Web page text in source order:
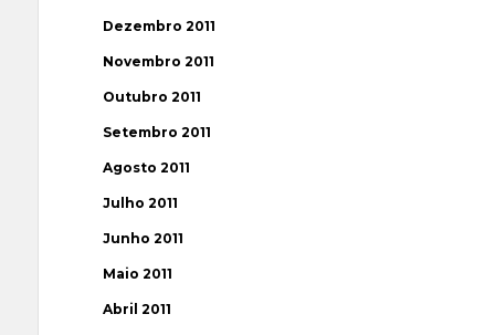
Dezembro 2011
Novembro 2011
Outubro 2011
Setembro 2011
Agosto 2011
Julho 2011
Junho 2011
Maio 2011
Abril 2011